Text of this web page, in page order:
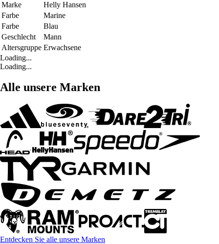
Marke
Helly Hansen
Farbe
Marine
Farbe
Blau
Geschlecht
Mann
Altersgruppe Erwachsene
Loading...
Loading...
Alle unsere Marken
Entdecken Sie alle unsere Marken